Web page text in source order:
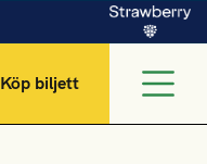
Köp biljett